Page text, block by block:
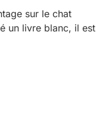
sur le chat
un livre blanc, il est